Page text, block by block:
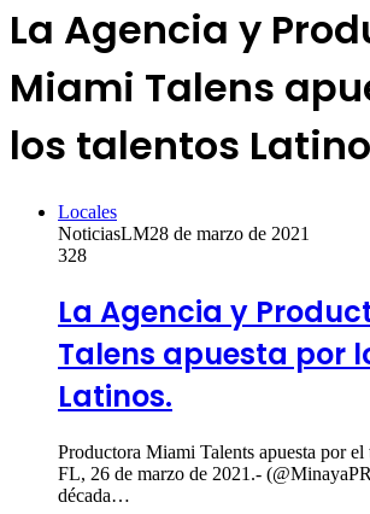
La Agencia y
Miami Talens
los talentos
Locales
NoticiasLM28 de marzo de 2021
328
La Agencia y
Talens apuesta por
Latinos.
Productora Miami Talents apuesta por
FL, 26 de marzo de 2021.-
década…